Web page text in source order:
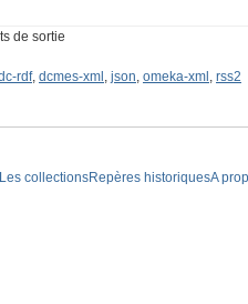
de sortie
rdf, dcmes-xml , json, omeka-xml , rss2
Les collectionsRepères historiquesA